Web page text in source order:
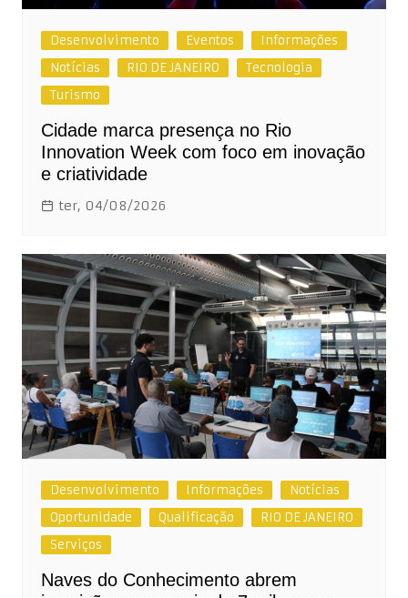
Desenvolvimento Eventos
Informações
Notícias
RIO DE JANEIRO
Tecnologia
Turismo
Cidade marca presença no Rio
Innovation Week com foco em inovação
e criatividade
ter, 04/08/2026
Desenvolvimento Informações
Notícias
Oportunidade
Qualificação
RIO DE JANEIRO
Serviços
Naves do Conhecimento abrem